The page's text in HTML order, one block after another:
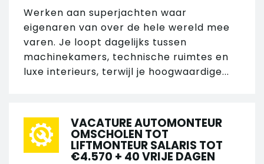
Werken aan superjachten waar
eigenaren van over de hele wereld mee
varen. Je loopt dagelijks tussen
machinekamers, technische ruimtes en
luxe interieurs, terwijl je hoogwaardige...
VACATURE AUTOMONTEUR
OMSCHOLEN TOT
LIFTMONTEUR SALARIS TOT
€4.570 + 40 VRIJE DAGEN